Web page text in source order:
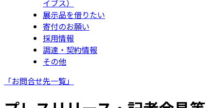
イブス）
展示品を借りたい
寄付のお願い
採用情報
調達・契約情報
その他
「お問合せ先一覧」